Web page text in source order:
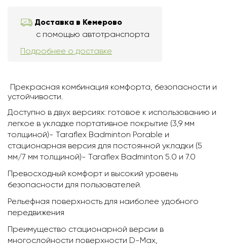
Доставка в Кемерово
с помощью автотранспорта
Подробнее о доставке
Прекрасная комбинация комфорта, безопасности и
устойчивости.
Доступно в двух версиях: готовое к использованию и
легкое в укладке портативное покрытие (3,9 мм
толщиной)- Taraflex Badminton Porable и
стационарная версия для постоянной укладки (5
мм/7 мм толщиной)- Taraflex Badminton 5.0 и 7.0
Превосходный комфорт и высокий уровень
безопасности для пользователей.
Рельефная поверхность для наиболее удобного
передвижения
Преимущество стационарной версии в
многослойности поверхности D-Max,